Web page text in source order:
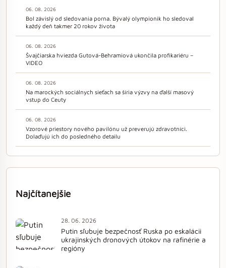
06. 08. 2026
Bol závislý od sledovania porna. Bývalý olympionik ho sledoval
každý deň takmer 20 rokov života
06. 08. 2026
Švajčiarska hviezda Gutová-Behramiová ukončila profikariéru –
VIDEO
06. 08. 2026
Na marockých sociálnych sieťach sa šíria výzvy na ďalší masový
vstup do Ceuty
06. 08. 2026
Vzorové priestory nového pavilónu už preverujú zdravotníci.
Dolaďujú ich do posledného detailu
Najčítanejšie
28. 06. 2026
Putin sľubuje bezpečnosť Ruska po eskalácii
ukrajinských dronových útokov na rafinérie a
regióny